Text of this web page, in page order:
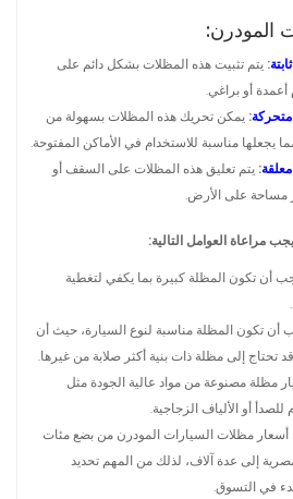
المودرن:
: يتم تثبيت هذه المظلات بشكل دائم على
أو براغي.
: يمكن تحريك هذه المظلات بسهولة من
يجعلها مناسبة للاستخدام في الأماكن المفتوحة.
: يتم تعليق هذه المظلات على السقف أو
مساحة على الأرض.
مراعاة العوامل التالية:
أن تكون المظلة كبيرة بما يكفي لتغطية
أن تكون المظلة مناسبة لنوع السيارة، حيث أن
تحتاج إلى مظلة ذات بنية أكثر صلابة من غيرها.
مظلة مصنوعة من مواد عالية الجودة مثل
للصدأ أو الألياف الزجاجية.
أسعار مظلات السيارات المودرن من بضع مئات
إلى عدة آلاف، لذلك من المهم تحديد
في التسوق.